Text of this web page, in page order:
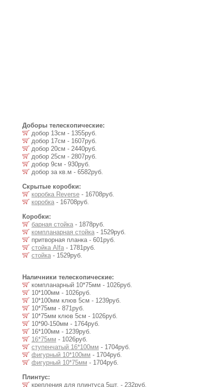
Доборы телескопические:
добор 13см - 1355руб.
добор 17см - 1607руб.
добор 20см - 2440руб.
добор 25см - 2807руб.
добор 9см - 930руб.
добор за кв.м - 6582руб.
Скрытые коробки:
коробка Reverse - 16708руб.
коробка - 16708руб.
Коробки:
барная стойка - 1878руб.
компланарная стойка - 1529руб.
притворная планка - 601руб.
стойка Alfa - 1781руб.
стойка - 1529руб.
Наличники телескопические:
компланарный 10*75мм - 1026руб.
10*100мм - 1026руб.
10*100мм клюв 5см - 1239руб.
10*75мм - 871руб.
10*75мм клюв 5см - 1026руб.
10*90-150мм - 1764руб.
16*100мм - 1239руб.
16*75мм - 1026руб.
ступенчатый 16*100мм - 1704руб.
фигурный 10*100мм - 1704руб.
фигурный 10*75мм - 1704руб.
Плинтус:
крепления для плинтуса 5шт. - 232руб.